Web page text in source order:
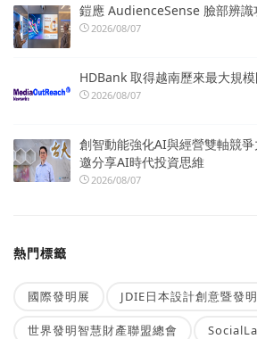
鎧應 AudienceSense 臉部辨識
2026/08/07
HDBank 取得越南歷來最大規
2026/08/07
創智動能強化AI與經營雙軸競
邀分享AI時代投資思維
2026/08/07
熱門標籤
國際發明展 JDIE日本設計創意暨發
世界發明智慧財產聯盟總會